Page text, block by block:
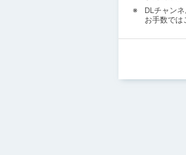
DLチャン
お手数では